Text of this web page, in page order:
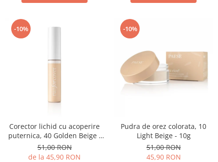
-10%
Corector lichid cu acoperire
puternica, 40 Golden Beige -
9ml
51,00 RON
de la 45,90 RON
-10%
Pudra de orez colorata, 10
Light Beige - 10g
51,00 RON
45,90 RON